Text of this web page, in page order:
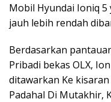
Mobil Hyundai Ioniq
jauh lebih rendah
Berdasarkan
Pribadi bekas OLX,
ditawarkan Ke
Padahal Di Mutakhir,